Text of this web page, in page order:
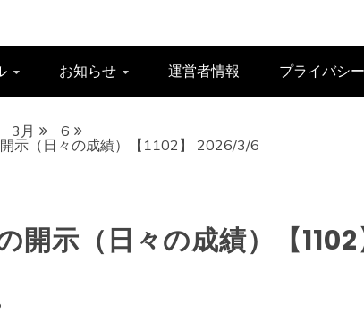
お知らせ 運営者情報 プライバシ
3月
6
示（日々の成績）【1102】 2026/3/6
示（日々の成績）【1102